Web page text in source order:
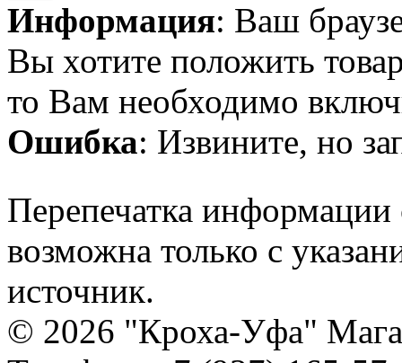
Информация: Ваш
Вы хотите положить
то Вам необходимо
Ошибка: Извините, но
Перепечатка
возможна только с
источник.
© 2026 "Кроха-Уфа"